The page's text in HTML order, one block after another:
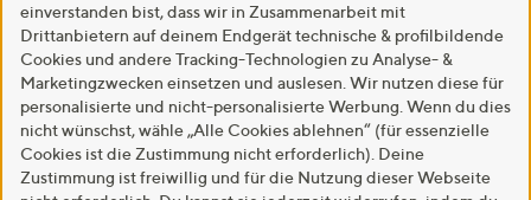
einverstanden bist, dass wir in Zusammenarbeit mit
Drittanbietern auf deinem Endgerät technische & profilbildende
Cookies und andere Tracking-Technologien zu Analyse- &
Marketingzwecken einsetzen und auslesen. Wir nutzen diese für
personalisierte und nicht-personalisierte Werbung. Wenn du dies
nicht wünschst, wähle „Alle Cookies ablehnen“ (für essenzielle
Cookies ist die Zustimmung nicht erforderlich). Deine
Zustimmung ist freiwillig und für die Nutzung dieser Webseite